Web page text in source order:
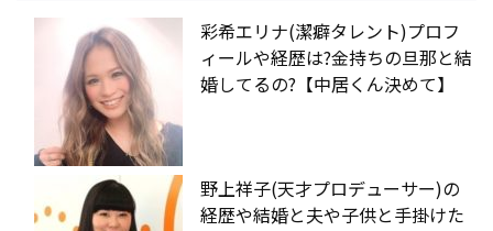
彩希エリナ(潔癖タレント)プロフ
ィールや経歴は?金持ちの旦那と結
婚してるの?【中居くん決めて】
野上祥子(天才プロデューサー)の
経歴や結婚と夫や子供と手掛けた